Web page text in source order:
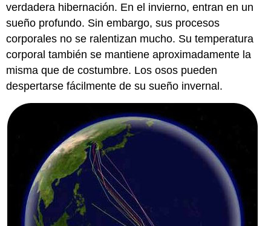
verdadera hibernación. En el invierno, entran en un
sueño profundo. Sin embargo, sus procesos
corporales no se ralentizan mucho. Su temperatura
corporal también se mantiene aproximadamente la
misma que de costumbre. Los osos pueden
despertarse fácilmente de su sueño invernal.